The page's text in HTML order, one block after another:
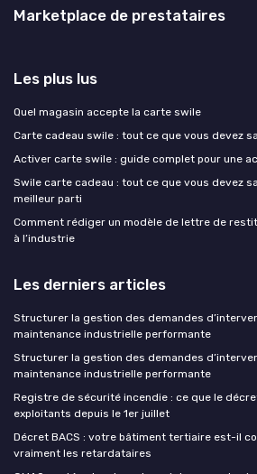
Marketplace de prestataires
Les plus lus
Quel magasin accepte la carte swile
Carte cadeau swile : tout ce que vous devez
Activer carte swile : guide complet pour une
Swile carte cadeau : tout ce que vous devez
meilleur parti
Comment rédiger un modèle de lettre de
à l’industrie
Les derniers articles
Structurer la gestion des demandes
maintenance industrielle performante
Structurer la gestion des demandes
maintenance industrielle performante
Registre de sécurité incendie : ce que le
exploitants depuis le 1er juillet
Décret BACS : votre bâtiment tertiaire est-il
vraiment les retardataires